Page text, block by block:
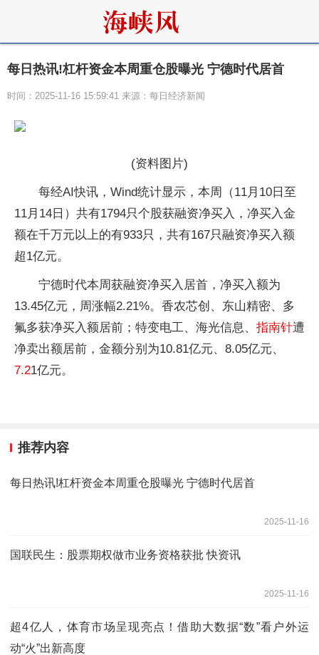
每日热讯!杠杆资金本周重仓股曝光 宁德时代居首
时间：2025-11-16 15:59:41 来源：每日经济新闻
(资料图片)
每经AI快讯，Wind统计显示，本周（11月10日至
11月14日）共有1794只个股获融资净买入，净买入金
额在千万元以上的有933只，共有167只融资净买入额
超1亿元。
宁德时代本周获融资净买入居首，净买入额为
13.45亿元，周涨幅2.21%。香农芯创、东山精密、多
氟多获净买入额居前；特变电工、海光信息、 指南针遭
净卖出额居前，金额分别为10.81亿元、8.05亿元、
7.21亿元。
推荐内容
每日热讯!杠杆资金本周重仓股曝光 宁德时代居首
2025-11-16
国联民生：股票期权做市业务资格获批 快资讯
2025-11-16
超4亿人，体育市场呈现亮点！借助大数据“数”看户外运
动“火”出新高度